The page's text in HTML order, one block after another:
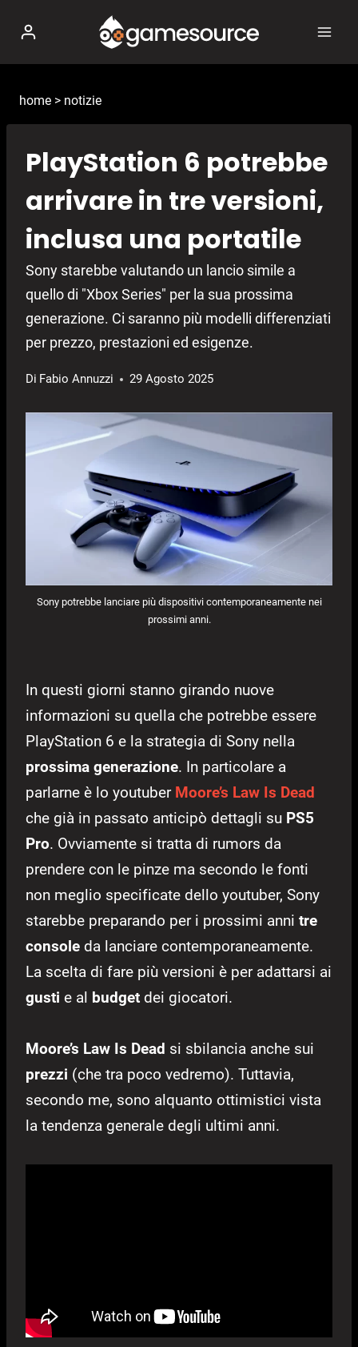
contenuto
home > notizie
PlayStation 6 potrebbe
arrivare in tre versioni,
inclusa una portatile
Sony starebbe valutando un lancio simile a
quello di "Xbox Series" per la sua prossima
generazione. Ci saranno più modelli differenziati
per prezzo, prestazioni ed esigenze.
Di Fabio Annuzzi 29 Agosto 2025
Sony potrebbe lanciare più dispositivi contemporaneamente nei
prossimi anni.
In questi giorni stanno girando nuove
informazioni su quella che potrebbe essere
PlayStation 6 e la strategia di Sony nella
prossima generazione. In particolare a
parlarne è lo youtuber Moore’s Law Is Dead
che già in passato anticipò dettagli su PS5
Pro. Ovviamente si tratta di rumors da
prendere con le pinze ma secondo le fonti
non meglio specificate dello youtuber, Sony
starebbe preparando per i prossimi anni tre
console da lanciare contemporaneamente.
La scelta di fare più versioni è per adattarsi ai
gusti e al budget dei giocatori.
Moore’s Law Is Dead si sbilancia anche sui
prezzi (che tra poco vedremo). Tuttavia,
secondo me, sono alquanto ottimistici vista
la tendenza generale degli ultimi anni.